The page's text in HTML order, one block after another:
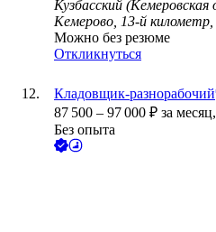
Кузбасский
Кемерово, 13-й километр,
Можно без резюме
Откликнуться
Кладовщик-разнорабочий
87 500 – 97 000 ₽ за месяц,
Без опыта